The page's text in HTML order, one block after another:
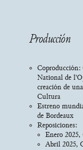
Producción
Coproducción:
National de
creación de
Cultura
Estreno
de Bordeaux
Reposiciones:
Enero
Abril 2025,